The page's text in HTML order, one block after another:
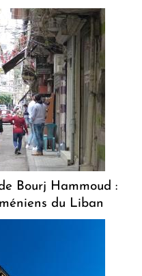
Bourj Hammoud :
du Liban